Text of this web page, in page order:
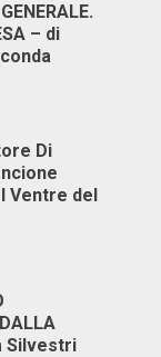
– di
Di
Ventre del
Silvestri